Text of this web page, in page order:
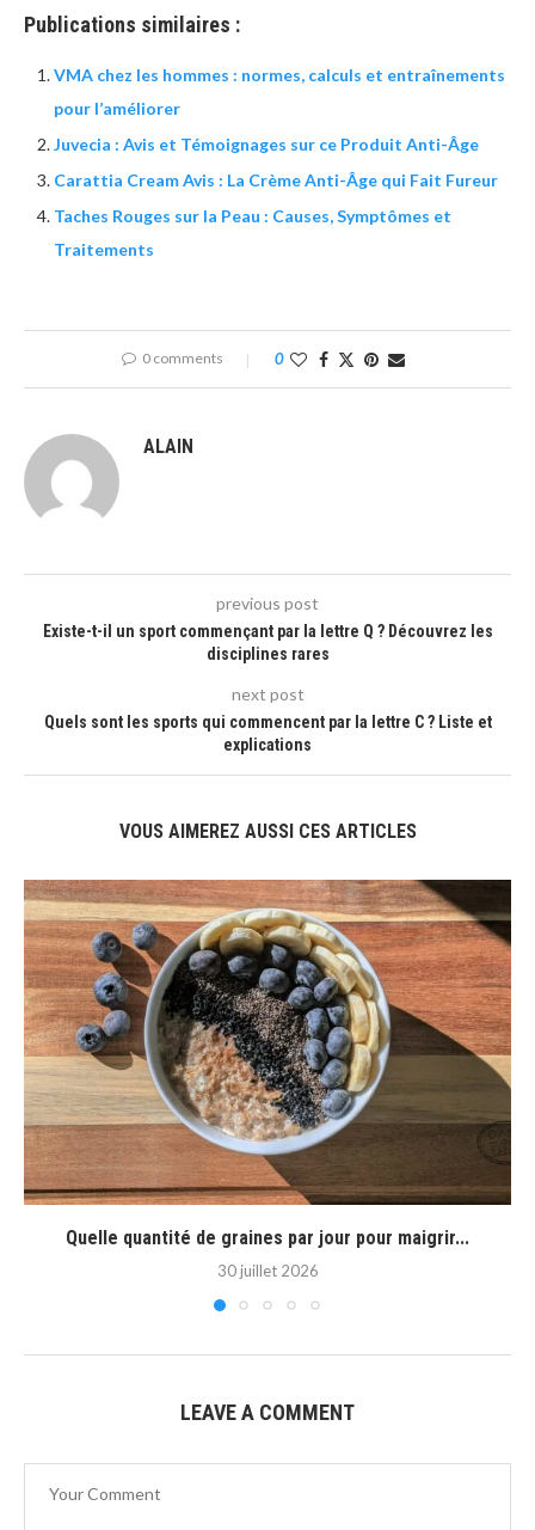
Publications similaires :
VMA chez les hommes : normes, calculs et entraînements
pour l’améliorer
Juvecia : Avis et Témoignages sur ce Produit Anti-Âge
Carattia Cream Avis : La Crème Anti-Âge qui Fait Fureur
Taches Rouges sur la Peau : Causes, Symptômes et
Traitements
0 comments 0
ALAIN
previous post
Existe-t-il un sport commençant par la lettre Q ? Découvrez les
disciplines rares
next post
Quels sont les sports qui commencent par la lettre C ? Liste et
explications
VOUS AIMEREZ AUSSI CES ARTICLES
Quelle quantité de graines par jour pour maigrir...
30 juillet 2026
LEAVE A COMMENT